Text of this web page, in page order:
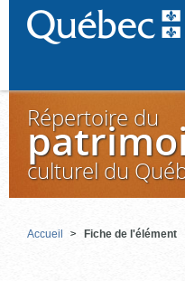
Répertoire du
culturel du
Accueil Fiche de l'élément